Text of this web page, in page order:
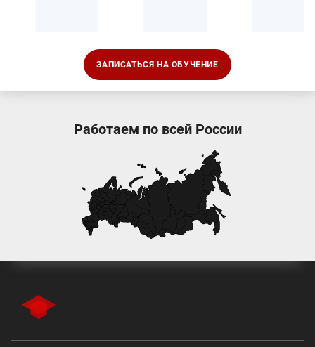
ЗАПИСАТЬСЯ НА ОБУЧЕНИЕ
Работаем по всей России